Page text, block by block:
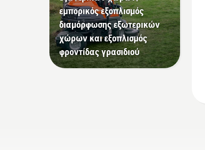
εμπορικός εξοπλισμός
διαμόρφωσης εξωτερικών
χώρων και εξοπλισμός
φροντίδας γρασιδιού